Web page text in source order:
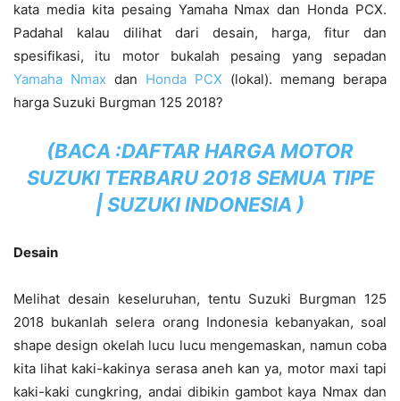
kata media kita pesaing Yamaha Nmax dan Honda PCX.
Padahal kalau dilihat dari desain, harga, fitur dan
spesifikasi, itu motor bukalah pesaing yang sepadan
Yamaha Nmax dan Honda PCX (lokal). memang berapa
harga Suzuki Burgman 125 2018?
(BACA :DAFTAR HARGA MOTOR
SUZUKI TERBARU 2018 SEMUA TIPE
| SUZUKI INDONESIA )
Desain
Melihat desain keseluruhan, tentu Suzuki Burgman 125
2018 bukanlah selera orang Indonesia kebanyakan, soal
shape design okelah lucu lucu mengemaskan, namun coba
kita lihat kaki-kakinya serasa aneh kan ya, motor maxi tapi
kaki-kaki cungkring, andai dibikin gambot kaya Nmax dan